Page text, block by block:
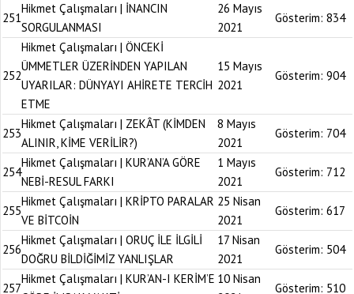
251
Hikmet Çalışmaları | İNANCIN
SORGULANMASI
26 Mayıs
2021
Gösterim: 834
252
Hikmet Çalışmaları | ÖNCEKİ
ÜMMETLER ÜZERİNDEN YAPILAN
UYARILAR: DÜNYAYI AHİRETE TERCİH
ETME
15 Mayıs
2021
Gösterim: 904
253
Hikmet Çalışmaları | ZEKÂT (KİMDEN
ALINIR, KİME VERİLİR?)
8 Mayıs
2021
Gösterim: 704
254
Hikmet Çalışmaları | KUR’AN’A GÖRE
NEBİ-RESUL FARKI
1 Mayıs
2021
Gösterim: 712
255
Hikmet Çalışmaları | KRİPTO PARALAR
VE BİTCOİN
25 Nisan
2021
Gösterim: 617
256
Hikmet Çalışmaları | ORUÇ İLE İLGİLİ
DOĞRU BİLDİĞİMİZ YANLIŞLAR
17 Nisan
2021
Gösterim: 504
257
Hikmet Çalışmaları | KUR’AN-I KERİM’E 10 Nisan
Gösterim: 510